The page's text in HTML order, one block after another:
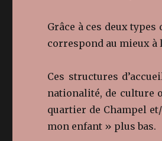
Grâce à ces deux
correspond au mieux à
Ces structures
nationalité, de culture
quartier de Champel
mon enfant » plus bas.